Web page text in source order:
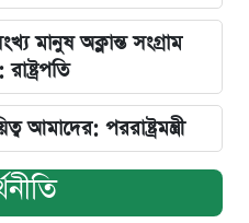
মানুষ অক্লান্ত সংগ্রাম
আমাদের: পররাষ্ট্রমন্ত্রী